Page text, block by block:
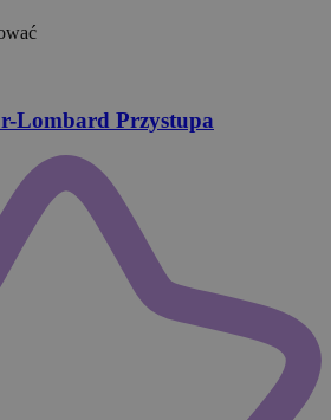
Lombard Przystupa